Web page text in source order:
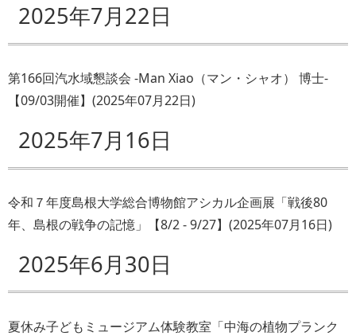
2025年7月22日
第166回汽水域懇談会 -Man Xiao（マン・シャオ） 博士-
【09/03開催】 (2025年07月22日)
2025年7月16日
令和７年度島根大学総合博物館アシカル企画展「戦後80
年、島根の戦争の記憶」【8/2 - 9/27】 (2025年07月16日)
2025年6月30日
夏休み子どもミュージアム体験教室「中海の植物プランク